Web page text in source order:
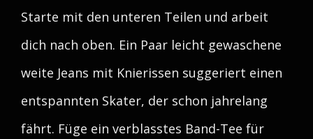
Starte mit den unteren Teilen und arbeit
dich nach oben. Ein Paar leicht gewaschene
weite Jeans mit Knierissen suggeriert einen
entspannten Skater, der schon jahrelang
fährt. Füge ein verblasstes Band-Tee für